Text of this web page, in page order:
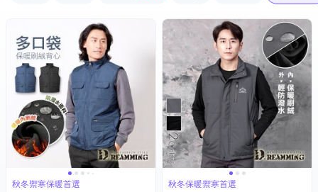
秋冬禦寒保暖首選 秋冬保暖禦寒首選